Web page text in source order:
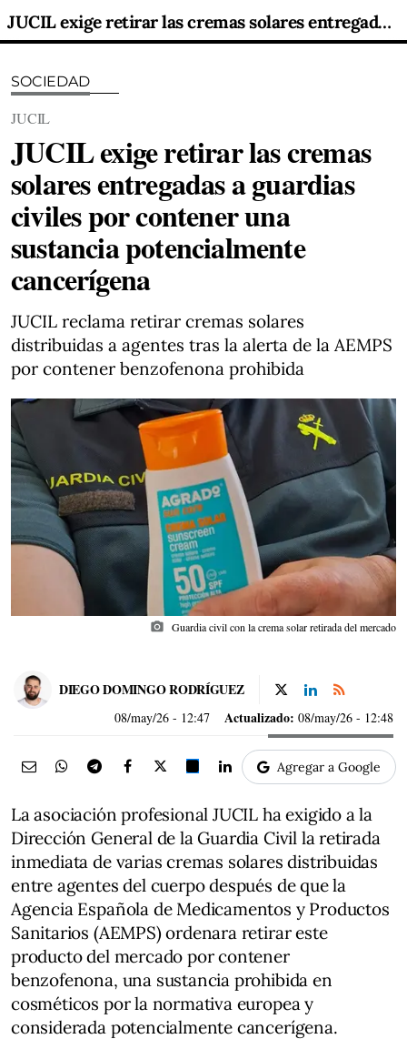
JUCIL exige retirar las cremas solares entregadas a guardias civiles por contener una sustancia potencialmente cancerígena
SOCIEDAD
JUCIL
JUCIL exige retirar las cremas
solares entregadas a guardias
civiles por contener una
sustancia potencialmente
cancerígena
JUCIL reclama retirar cremas solares
distribuidas a agentes tras la alerta de la AEMPS
por contener benzofenona prohibida
photo_camera Guardia civil con la crema solar retirada del mercado
DIEGO DOMINGO RODRÍGUEZ
08/may/26 - 12:47 Actualizado: 08/may/26 - 12:48
Agregar a Google
La asociación profesional JUCIL ha exigido a la
Dirección General de la Guardia Civil la retirada
inmediata de varias cremas solares distribuidas
entre agentes del cuerpo después de que la
Agencia Española de Medicamentos y Productos
Sanitarios (AEMPS) ordenara retirar este
producto del mercado por contener
benzofenona, una sustancia prohibida en
cosméticos por la normativa europea y
considerada potencialmente cancerígena.